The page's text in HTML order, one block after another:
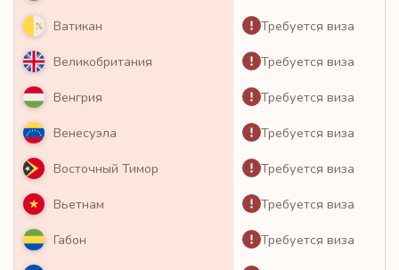
Ватикан Требуется виза
Великобритания Требуется виза
Венгрия Требуется виза
Венесуэла Требуется виза
Восточный Тимор Требуется виза
Вьетнам Требуется виза
Габон Требуется виза